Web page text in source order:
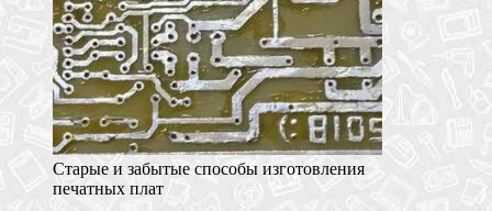
Старые и забытые способы изготовления
печатных плат